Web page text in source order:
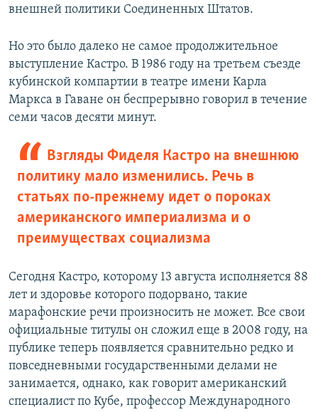
внешней политики Соединенных Штатов.
Но это было далеко не самое продолжительное
выступление Кастро. В 1986 году на третьем съезде
кубинской компартии в театре имени Карла
Маркса в Гаване он беспрерывно говорил в течение
семи часов десяти минут.
Взгляды Фиделя Кастро на внешнюю
политику мало изменились. Речь в
статьях по-прежнему идет о пороках
американского империализма и о
преимуществах социализма
Сегодня Кастро, которому 13 августа исполняется 88
лет и здоровье которого подорвано, такие
марафонские речи произносить не может. Все свои
официальные титулы он сложил еще в 2008 году, на
публике теперь появляется сравнительно редко и
повседневными государственными делами не
занимается, однако, как говорит американский
специалист по Кубе, профессор Международного